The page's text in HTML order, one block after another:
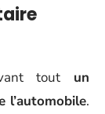
tout un
l’automobile.